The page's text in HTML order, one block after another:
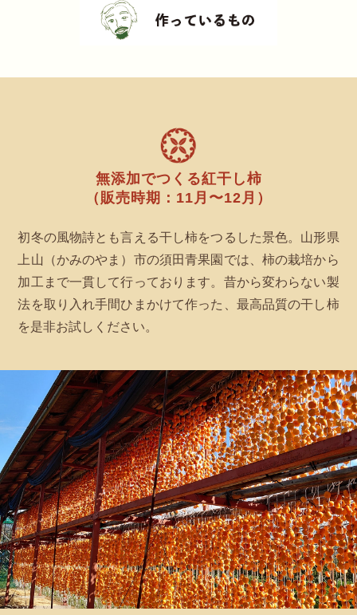
無添加でつくる紅干し柿
（販売時期：11月〜12月）
初冬の風物詩とも言える干し柿をつるした景色。山形県
上山（かみのやま）市の須田青果園では、柿の栽培から
加工まで一貫して行っております。昔から変わらない製
法を取り入れ手間ひまかけて作った、最高品質の干し柿
を是非お試しください。